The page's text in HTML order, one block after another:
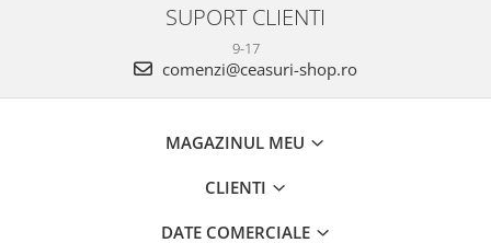
SUPORT CLIENTI
9-17
comenzi@ceasuri-shop.ro
MAGAZINUL MEU
CLIENTI
DATE COMERCIALE